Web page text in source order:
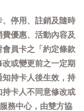
停用、註銷及隨時
優惠、活動內容及
員卡之「約定條款
或變更前之一定期
持卡人後生效，持
卡人不同意修改或
務中心，由雙方協